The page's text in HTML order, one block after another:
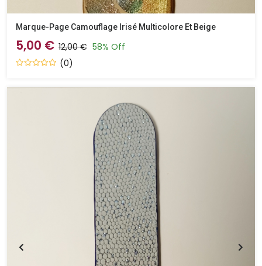
Marque-Page Camouflage Irisé Multicolore Et Beige
5,00 € 12,00 € 58% Off
(0)